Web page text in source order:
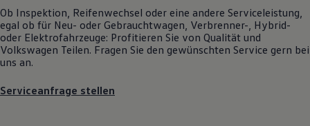
Schutz und Pflege
Transport
Entertainment und Elektronik
Individualisieren
Dienste für Ihr Modell finden
Ob Inspektion, Reifenwechsel oder eine andere Serviceleistung,
egal ob für Neu- oder Gebrauchtwagen , Verbrenner-, Hybrid-
oder Elektrofahrzeuge: Profitieren Sie von Qualität und
Volkswagen Teilen. Fragen Sie den gewünschten Service gern bei
uns an.
Serviceanfrage stellen